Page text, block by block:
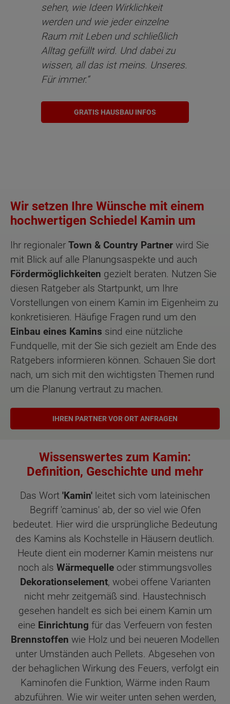
sehen, wie Ideen Wirklichkeit
werden und wie jeder einzelne
Raum mit Leben und schließlich
Alltag gefüllt wird. Und dabei zu
wissen, all das ist meins. Unseres.
Für immer.“
GRATIS HAUSBAU INFOS
Wir setzen Ihre Wünsche mit einem
hochwertigen Schiedel Kamin um
Ihr regionaler Town & Country Partner wird Sie
mit Blick auf alle Planungsaspekte und auch
Fördermöglichkeiten gezielt beraten. Nutzen Sie
diesen Ratgeber als Startpunkt, um Ihre
Vorstellungen von einem Kamin im Eigenheim zu
konkretisieren. Häufige Fragen rund um den
Einbau eines Kamins sind eine nützliche
Fundquelle, mit der Sie sich gezielt am Ende des
Ratgebers informieren können. Schauen Sie dort
nach, um sich mit den wichtigsten Themen rund
um die Planung vertraut zu machen.
IHREN PARTNER VOR ORT ANFRAGEN
Wissenswertes zum Kamin:
Definition, Geschichte und mehr
Das Wort 'Kamin' leitet sich vom lateinischen
Begriff 'caminus' ab, der so viel wie Ofen
bedeutet. Hier wird die ursprüngliche Bedeutung
des Kamins als Kochstelle in Häusern deutlich.
Heute dient ein moderner Kamin meistens nur
noch als Wärmequelle oder stimmungsvolles
Dekorationselement, wobei offene Varianten
nicht mehr zeitgemäß sind. Haustechnisch
gesehen handelt es sich bei einem Kamin um
eine Einrichtung für das Verfeuern von festen
Brennstoffen wie Holz und bei neueren Modellen
unter Umständen auch Pellets. Abgesehen von
der behaglichen Wirkung des Feuers, verfolgt ein
Kaminofen die Funktion, Wärme inden Raum
abzuführen. Wie wir weiter unten sehen werden,